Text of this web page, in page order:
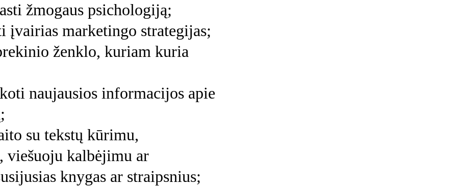
žmogaus psichologiją;
įvairias marketingo strategijas;
ženklo, kuriam kuria
naujausios informacijos apie
su tekstų kūrimu,
viešuoju kalbėjimu ar
knygas ar straipsnius;